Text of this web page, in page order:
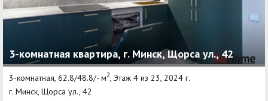
3-комнатная квартира, г. Минск, Щорса ул., 42
3-комнатная, 62.8/48.8/- м2 , Этаж 4 из 23, 2024 г.
г. Минск, Щорса ул., 42